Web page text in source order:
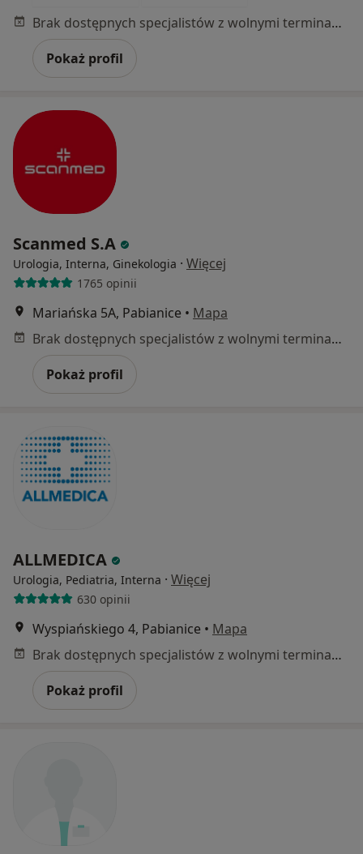
Brak dostępnych specjalistów z wolnymi terminami w tym centrum medycznym.
Pokaż profil
Scanmed S.A
Urologia, Interna, Ginekologia · Więcej
1765 opinii
Mariańska 5A, Pabianice • Mapa
Brak dostępnych specjalistów z wolnymi terminami w tym centrum medycznym.
Pokaż profil
ALLMEDICA
Urologia, Pediatria, Interna · Więcej
630 opinii
Wyspiańskiego 4, Pabianice • Mapa
Brak dostępnych specjalistów z wolnymi terminami w tym centrum medycznym.
Pokaż profil